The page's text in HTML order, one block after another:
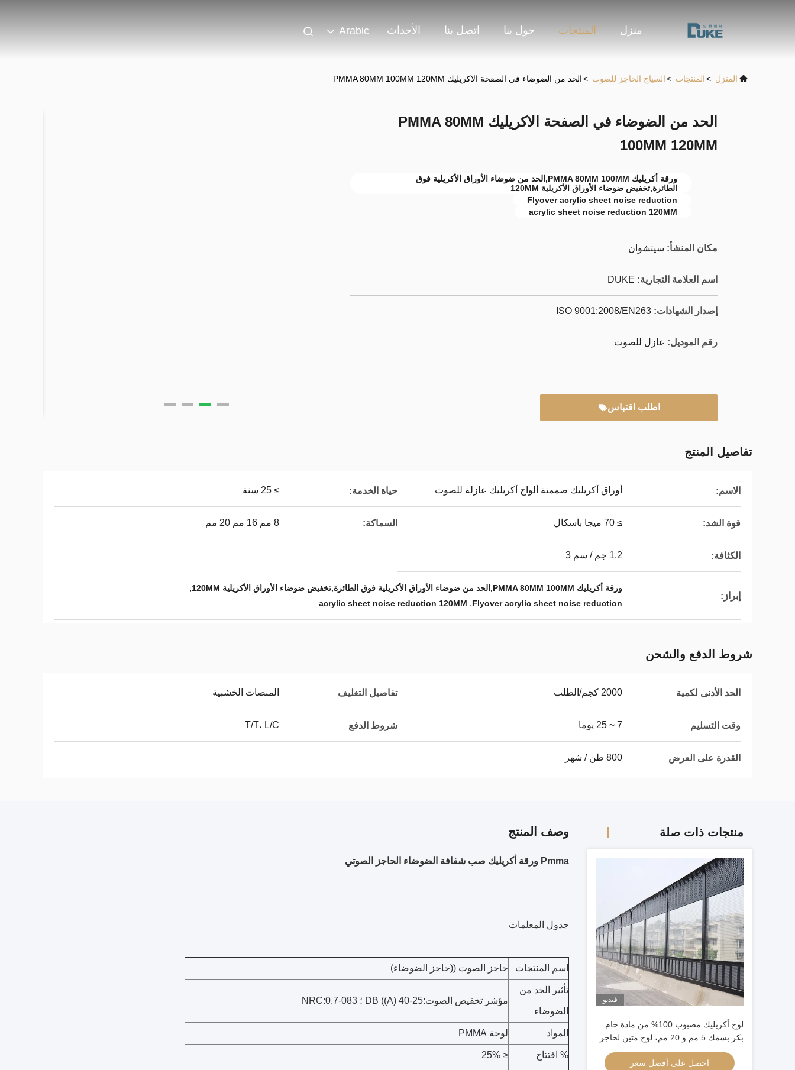
منزل المنتجات حول بنا اتصل بنا الأحداث Arabic
المنزل >المنتجات >السياج الحاجز للصوت >الحد من الضوضاء في الصفحة الاكريليك PMMA 80MM 100MM 120MM
الحد من الضوضاء في الصفحة الاكريليك PMMA 80MM
100MM 120MM
ورقة أكريليك PMMA 80MM 100MM,الحد من ضوضاء الأوراق الأكريلية فوق
الطائرة,تخفيض ضوضاء الأوراق الأكريلية 120MM
Flyover acrylic sheet noise reduction
acrylic sheet noise reduction 120MM
مكان المنشأ: سيتشوان
اسم العلامة التجارية: DUKE
إصدار الشهادات: ISO 9001:2008/EN263
رقم الموديل: عازل للصوت
اطلب اقتباس
تفاصيل المنتج
الاسم: أوراق أكريليك صممتة ألواح أكريليك عازلة للصوت حياة الخدمة: ≥ 25 سنة
قوة الشد: ≥ 70 ميجا باسكال السماكة: 8 مم 16 مم 20 مم
الكثافة: 1.2 جم / سم 3
إبراز:
ورقة أكريليك PMMA 80MM 100MM,الحد من ضوضاء الأوراق الأكريلية فوق الطائرة,تخفيض ضوضاء الأوراق الأكريلية 120MM ,
Flyover acrylic sheet noise reduction
,
acrylic sheet noise reduction 120MM
شروط الدفع والشحن
الحد الأدنى لكمية 2000 كجم/الطلب تفاصيل التغليف المنصات الخشبية
وقت التسليم 7 ~ 25 يوما شروط الدفع T/T، L/C
القدرة على العرض 800 طن / شهر
منتجات ذات صلة
فيديو
لوح أكريليك مصبوب 100% من مادة خام
بكر بسمك 5 مم و 20 مم، لوح متين لحاجز
الصوت الخارجي
احصل على أفضل سعر
وصف المنتج
Pmma ورقة أكريليك صب شفافة الضوضاء الحاجز الصوتي
جدول المعلمات
اسم المنتجات حاجز الصوت ((حاجز الضوضاء)
تأثير الحد من
الضوضاء
مؤشر تخفيض الصوت:25-40 DB ((A) ؛ NRC:0.7-083
المواد لوحة PMMA
% افتتاح ≤ 25%